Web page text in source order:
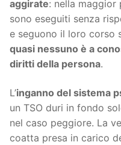
aggirate: nella
sono eseguiti senza
e seguono il loro corso
quasi nessuno è a
diritti della persona.
L’inganno del sistema
un TSO duri in fondo
nel caso peggiore. La
coatta presa in carico